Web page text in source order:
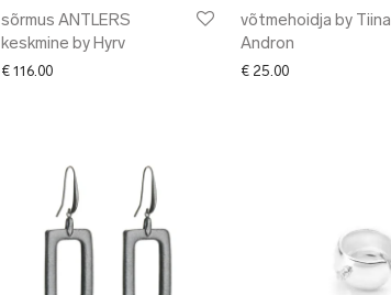
sõrmus ANTLERS
keskmine by Hyrv
€ 116.00
võtmehoidja by Tiina
Andron
€ 25.00